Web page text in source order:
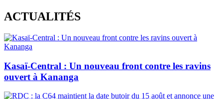
Skip
to
content
ACTUALITÉS
Kasaï-Central : Un nouveau front contre les ravins
ouvert à Kananga